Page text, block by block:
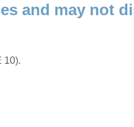
and may not
10).